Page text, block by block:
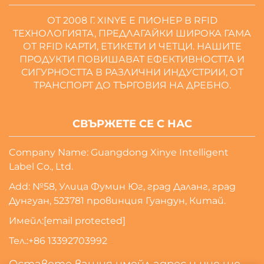
ОТ 2008 Г. XINYE Е ПИОНЕР В RFID
ТЕХНОЛОГИЯТА, ПРЕДЛАГАЙКИ ШИРОКА ГАМА
ОТ RFID КАРТИ, ЕТИКЕТИ И ЧЕТЦИ. НАШИТЕ
ПРОДУКТИ ПОВИШАВАТ ЕФЕКТИВНОСТТА И
СИГУРНОСТТА В РАЗЛИЧНИ ИНДУСТРИИ, ОТ
ТРАНСПОРТ ДО ТЪРГОВИЯ НА ДРЕБНО.
СВЪРЖЕТЕ СЕ С НАС
Company Name: Guangdong Xinye Intelligent
Label Co., Ltd.
Add: №58, Улица Фумин Юг, град Даланг, град
Дунгуан, 523781 провинция Гуандун, Китай.
Имейл:[email protected]
Тел.:+86 13392703992